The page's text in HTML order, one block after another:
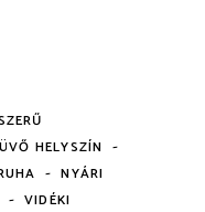
HELYSZÍN -
- NYÁRI
- VIDÉKI